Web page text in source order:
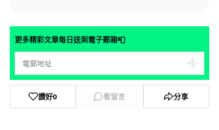
更多精彩文章每日送到電子郵箱📮
讚好0 看留言 分享